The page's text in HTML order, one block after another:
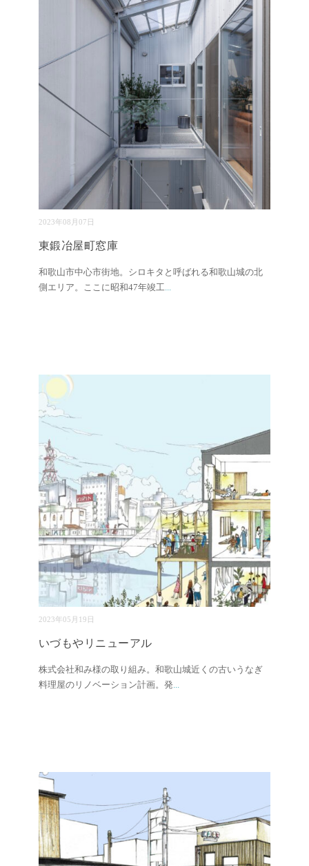
2023年08月07日
東鍛冶屋町窓庫
和歌山市中心市街地。シロキタと呼ばれる和歌山城の北
側エリア。ここに昭和47年竣工...
2023年05月19日
いづもやリニューアル
株式会社和み様の取り組み。和歌山城近くの古いうなぎ
料理屋のリノベーション計画。発...